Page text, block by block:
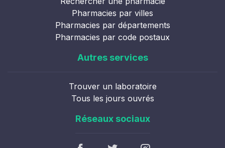
Pharmacies par villes
Pharmacies par départements
Pharmacies par code postaux
Autres services
Trouver un laboratoire
Tous les jours ouvrés
Réseaux sociaux